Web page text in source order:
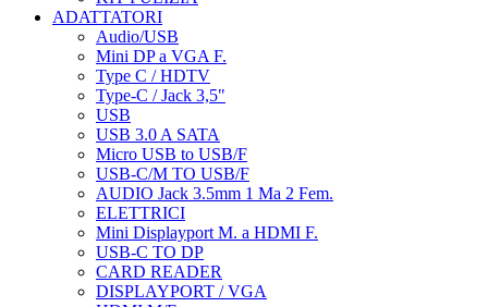
ADATTATORI
Audio/USB
Mini DP a VGA F.
Type C / HDTV
Type-C / Jack 3,5"
USB
USB 3.0 A SATA
Micro USB to USB/F
USB-C/M TO USB/F
AUDIO Jack 3.5mm 1 Ma 2 Fem.
ELETTRICI
Mini Displayport M. a HDMI F.
USB-C TO DP
CARD READER
DISPLAYPORT / VGA